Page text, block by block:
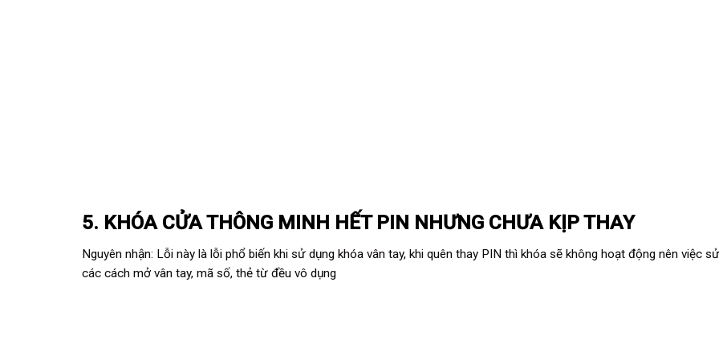
5. KHÓA CỬA THÔNG MINH HẾT PIN NHƯNG CHƯA KỊP THAY
Nguyên nhận: Lỗi này là lỗi phổ biến khi sử dụng khóa vân tay, khi quên thay PIN thì khóa sẽ không hoạt động nên việc
các cách mở vân tay, mã số, thẻ từ đều vô dụng